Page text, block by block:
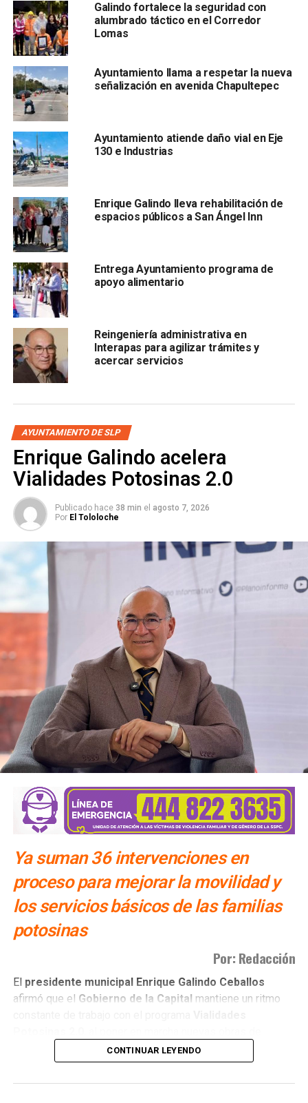
Galindo agradecióla invitación de la senadora Verónica
Rodríguez Hernández, presidenta del PAN en San Luis
Potosí, ydestacó el significado d el encuentro para la
convivencia entre generaciones de militantes.
Durante su participación,el alcalde afirmó haber
coincidido a lo largo de su vida profesional con
figuras del panismo potosino y nacional, de quienes
dijo haber aprendido los valores de lealtad,
institucionalidad y unidad.
Galindo reiteró su cercanía con Acción Nacional y
reconoció la aportación del partido a la vida democrática
del país. También felicitó a quienes recibieron
reconocimientos durante la ceremonia.
ARTÍCULOS RELACIONADOS:
ANIVERSARIO
ENRIQUE GALINDO CEBALLOS
PAN SLP
SIGUIENTE
Entregan apoyos económicos a alumnos destacados
de Soledad
Galindo apunta al “turismo que viene a gastar” en el
Mundial
Galindo fortalece la seguridad con
alumbrado táctico en el Corredor
Lomas
Ayuntamiento llama a respetar la nueva
señalización en avenida Chapultepec
Ayuntamiento atiende daño vial en Eje
130 e Industrias
Enrique Galindo lleva rehabilitación de
espacios públicos a San Ángel Inn
Entrega Ayuntamiento programa de
apoyo alimentario
Reingeniería administrativa en
Interapas para agilizar trámites y
acercar servicios
AYUNTAMIENTO DE SLP
Enrique Galindo acelera
Vialidades Potosinas 2.0
Publicado hace 38 min el agosto 7, 2026
Por El Tololoche
Ya suman 36 intervenciones en
proceso para mejorar la movilidad y
los servicios básicos de las familias
potosinas
Por: Redacción
El presidente municipal Enrique Galindo Ceballos
afirmó que el Gobierno de la Capital mantiene un ritmo
pavimentación e infraestructura en distintos sectores de
San Luis Capital. Actualmente se desarrollan36
intervenciones, entre ellas las callesPico de Orizaba,
CONTINUAR LEYENDO